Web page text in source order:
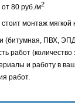
80 руб./м2
стоит монтаж
(битумная, ПВХ,
работ
и работу в
работ.